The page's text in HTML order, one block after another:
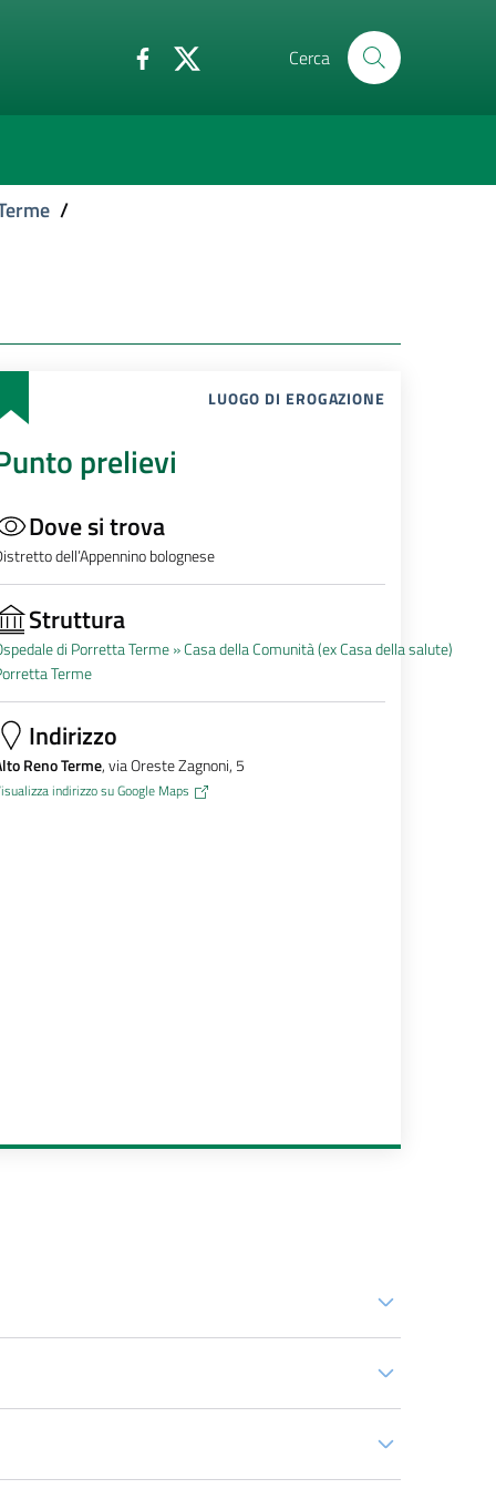
Cerca
/
LUOGO DI EROGAZIONE
prelievi
Dove si trova
dell’Appennino bolognese
Struttura
di Porretta Terme »Casa della Comunità (ex Casa della salute)
Terme
Indirizzo
Reno Terme, via Oreste Zagnoni, 5
indirizzo su Google Maps